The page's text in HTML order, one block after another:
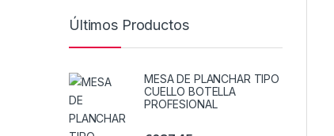
Últimos Productos
MESA DE PLANCHAR TIPO
CUELLO BOTELLA
PROFESIONAL